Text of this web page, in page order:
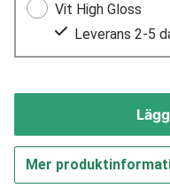
Vit High Gloss
Leverans 2-5
Mer